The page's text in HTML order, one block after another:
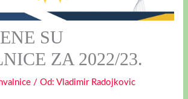
SU
ZA 2022/23.
/ Оd:Vladimir Radojkovic